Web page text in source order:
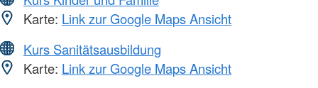
Karte: Link zur Google Maps Ansicht
Kurs Sanitätsausbildung
Karte: Link zur Google Maps Ansicht